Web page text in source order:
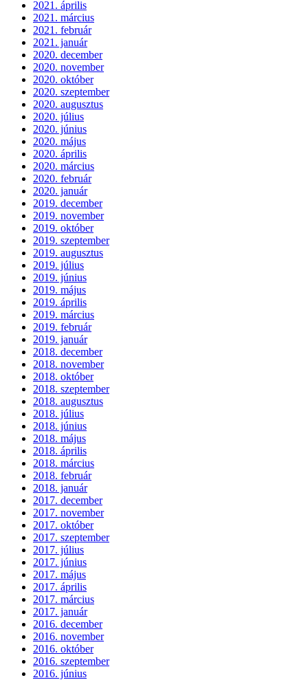
2021. április
2021. március
2021. február
2021. január
2020. december
2020. november
2020. október
2020. szeptember
2020. augusztus
2020. július
2020. június
2020. május
2020. április
2020. március
2020. február
2020. január
2019. december
2019. november
2019. október
2019. szeptember
2019. augusztus
2019. július
2019. június
2019. május
2019. április
2019. március
2019. február
2019. január
2018. december
2018. november
2018. október
2018. szeptember
2018. augusztus
2018. július
2018. június
2018. május
2018. április
2018. március
2018. február
2018. január
2017. december
2017. november
2017. október
2017. szeptember
2017. július
2017. június
2017. május
2017. április
2017. március
2017. január
2016. december
2016. november
2016. október
2016. szeptember
2016. június